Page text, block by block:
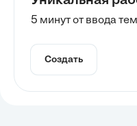
5 минут от ввода
Создать